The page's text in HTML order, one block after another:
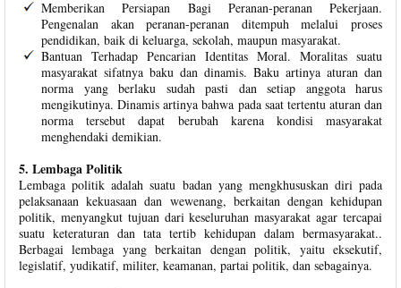
Memberikan Persiapan Bagi Peranan-peranan Pekerjaan.
Pengenalan akan peranan-peranan ditempuh melalui proses
pendidikan, baik di keluarga, sekolah, maupun masyarakat.
Bantuan Terhadap Pencarian Identitas Moral. Moralitas suatu
masyarakat sifatnya baku dan dinamis. Baku artinya aturan dan
norma yang berlaku sudah pasti dan setiap anggota harus
mengikutinya. Dinamis artinya bahwa pada saat tertentu aturan dan
norma tersebut dapat berubah karena kondisi masyarakat
menghendaki demikian.
5. Lembaga Politik
Lembaga politik adalah suatu badan yang mengkhususkan diri pada
pelaksanaan kekuasaan dan wewenang, berkaitan dengan kehidupan
politik, menyangkut tujuan dari keseluruhan masyarakat agar tercapai
suatu keteraturan dan tata tertib kehidupan dalam bermasyarakat..
Berbagai lembaga yang berkaitan dengan politik, yaitu eksekutif,
legislatif, yudikatif, militer, keamanan, partai politik, dan sebagainya.